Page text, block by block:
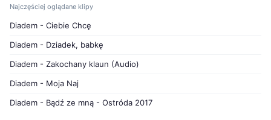
Najczęściej oglądane klipy
Diadem - Ciebie Chcę
Diadem - Dziadek, babkę
Diadem - Zakochany klaun (Audio)
Diadem - Moja Naj
Diadem - Bądź ze mną - Ostróda 2017